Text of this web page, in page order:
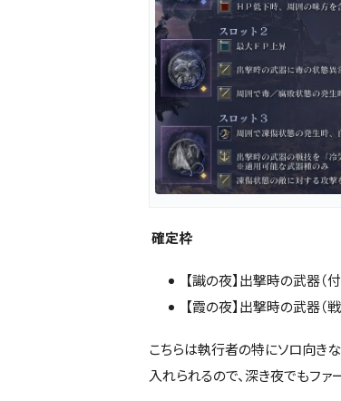
確定枠
【識の夜】出撃時の武器（付
【霞の夜】出撃時の武器（
こちらは執行者の特にソロ向き
入れられるので、深き夜でもファ